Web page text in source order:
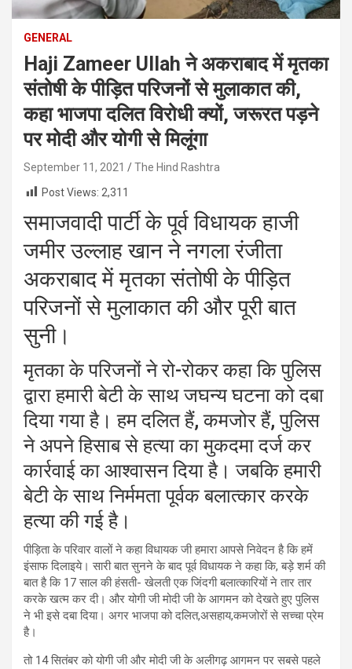
GENERAL
Haji Zameer Ullah ने अकराबाद में मृतका
संतोषी के पीड़ित परिजनों से मुलाकात की,
कहा भाजपा दलित विरोधी क्यों, जरूरत पड़ने
पर मोदी और योगी से मिलूंगा
September 11, 2021
The Hind Rashtra
Post Views: 2,311
समाजवादी पार्टी के पूर्व विधायक हाजी
जमीर उल्लाह खान ने नगला रंजीता
अकराबाद में मृतका संतोषी के पीड़ित
परिजनों से मुलाकात की और पूरी बात
सुनी।
मृतका के परिजनों ने रो-रोकर कहा कि पुलिस
द्वारा हमारी बेटी के साथ जघन्य घटना को दबा
दिया गया है। हम दलित हैं, कमजोर हैं, पुलिस
ने अपने हिसाब से हत्या का मुकदमा दर्ज कर
कार्रवाई का आश्वासन दिया है। जबकि हमारी
बेटी के साथ निर्ममता पूर्वक बलात्कार करके
हत्या की गई है।
पीड़िता के परिवार वालों ने कहा विधायक जी हमारा आपसे निवेदन है कि हमें
इंसाफ दिलाइये। सारी बात सुनने के बाद पूर्व विधायक ने कहा कि, बड़े शर्म की
बात है कि 17 साल की हंसती- खेलती एक जिंदगी बलात्कारियों ने तार तार
करके खत्म कर दी। और योगी जी मोदी जी के आगमन को देखते हुए पुलिस
ने भी इसे दबा दिया। अगर भाजपा को दलित,असहाय,कमजोरों से सच्चा प्रेम
है।
तो 14 सितंबर को योगी जी और मोदी जी के अलीगढ़ आगमन पर सबसे पहले